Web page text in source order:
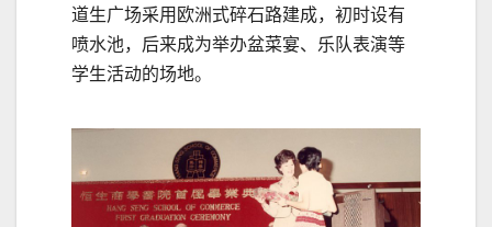
道生广场采用欧洲式碎石路建成，初时设有
喷水池，后来成为举办盆菜宴、乐队表演等
学生活动的场地。